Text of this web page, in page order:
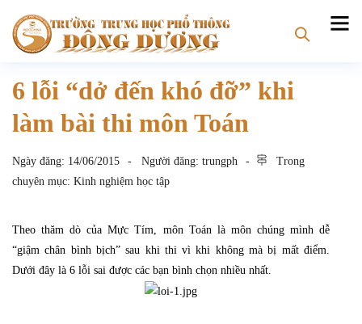
6 lỗi “dở đến khó đỡ” khi
làm bài thi môn Toán
Ngày đăng: 14/06/2015 Người đăng: trungph
Trong
chuyên mục: Kinh nghiệm học tập
Theo thăm dò của Mực Tím, môn Toán là môn chúng mình dễ
“giậm chân bình bịch” sau khi thi vì khi không mà bị mất điểm.
Dưới đây là 6 lỗi sai được các bạn bình chọn nhiều nhất.